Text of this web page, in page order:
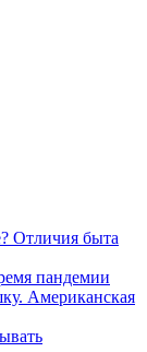
Отличия быта
пандемии
Американская